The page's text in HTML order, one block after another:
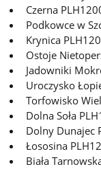
Czerna
Podkowce w
Krynica
Ostoje
Jadowniki
Uroczysko
Torfowisko
Dolna Soła
Dolny Dunajec
Łososina
Biała